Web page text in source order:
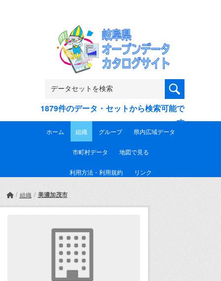
1879件のデータ・セットから検索可能で
す
ホーム 組織 グループ 県内広域データ
市町村データ 地図で見る
利用方法・利用規約 リンク
組織 美濃加茂市